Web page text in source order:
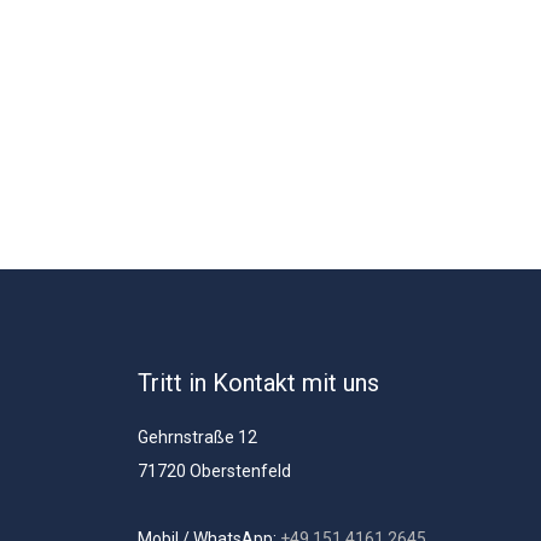
Tritt in Kontakt mit uns
Gehrnstraße 12
71720 Oberstenfeld